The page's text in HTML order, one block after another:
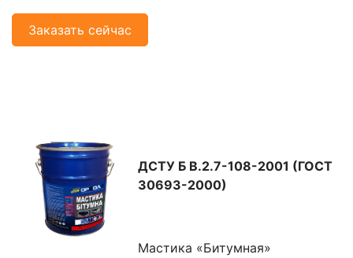
Заказать сейчас
ДСТУ Б В.2.7-108-2001 (ГОСТ
30693-2000)
Мастика «Битумная»